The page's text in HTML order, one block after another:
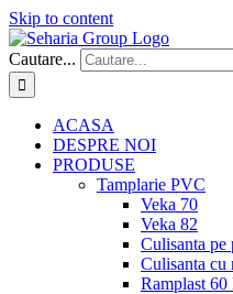
Skip to content
Cautare...
ACASA
DESPRE NOI
PRODUSE
Tamplarie PVC
Veka 70
Veka 82
Culisanta pe
Culisanta cu
Ramplast